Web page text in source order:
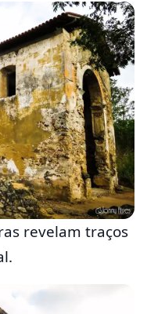
revelam traços